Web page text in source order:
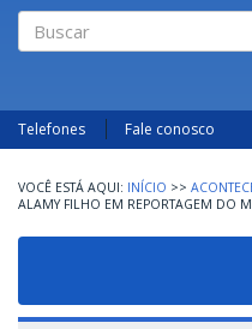
Telefones Fale conosco
INÍCIO >>
ALAMY FILHO EM REPORTAGEM DO